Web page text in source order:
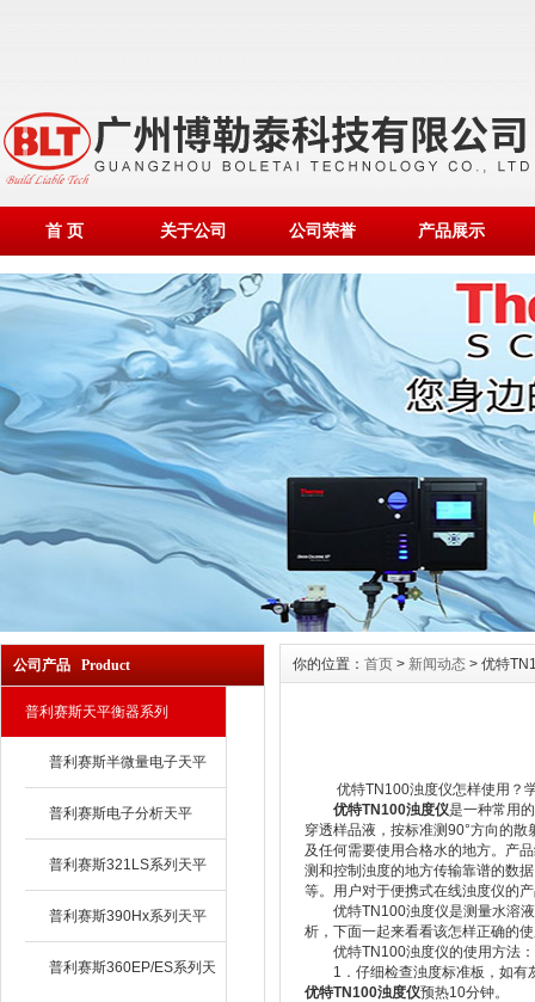
首 页 关于公司 公司荣誉 产品展示
公司产品 Product
普利赛斯天平衡器系列
普利赛斯半微量电子天平
普利赛斯电子分析天平
普利赛斯321LS系列天平
普利赛斯390Hx系列天平
普利赛斯360EP/ES系列天
你的位置： 首页 > 新闻动态 > 优特
优特TN100浊度仪怎样使用？
优特TN100浊度仪是一种常用
穿透样品液，按标准测90°方向的
及任何需要使用合格水的地方。产
测和控制浊度的地方传输靠谱的数
等。用户对于便携式在线浊度仪的
优特TN100浊度仪是测量水溶液
析，下面一起来看看该怎样正确的
优特TN100浊度仪的使用方法：
1．仔细检查浊度标准板，如有灰
优特TN100浊度仪预热10分钟。